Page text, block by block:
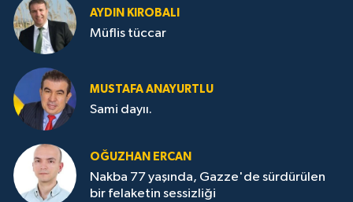
AYDIN KIROBALI
Müflis tüccar
MUSTAFA ANAYURTLU
Sami dayıı.
OĞUZHAN ERCAN
Nakba 77 yaşında, Gazze'de sürdürülen
bir felaketin sessizliği